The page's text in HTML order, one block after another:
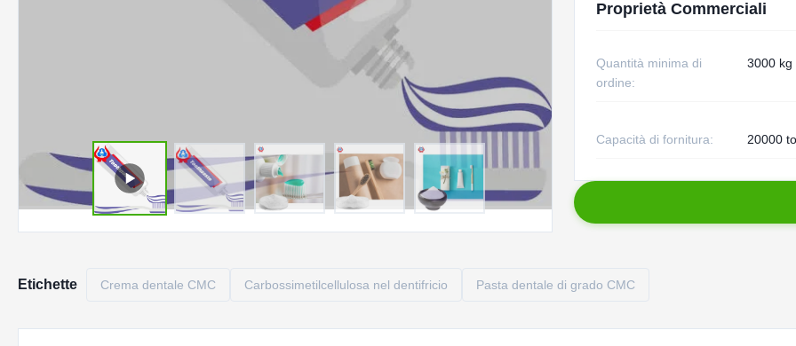
Proprietà Commerciali
Quantità minima di
ordine:
3000 kg
Capacità di fornitura: 20000
Etichette Crema dentale CMC Carbossimetilcellulosa nel dentifricio Pasta dentale di grado CMC